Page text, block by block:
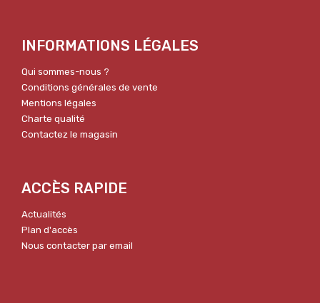
INFORMATIONS LÉGALES
Qui sommes-nous ?
Conditions générales de vente
Mentions légales
Charte qualité
Contactez le magasin
ACCÈS RAPIDE
Actualités
Plan d'accès
Nous contacter par email